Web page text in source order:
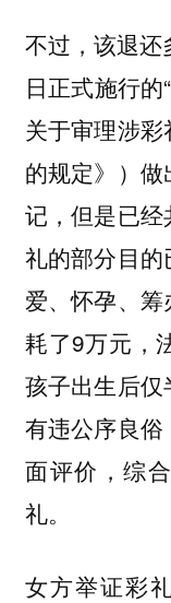
不过，该退还
日正式施行
关于审理涉
的规定》）
记，但是已
礼的部分目
爱、怀孕、
耗了9万元，
孩子出生后
有违公序良
面评价，综
礼。
女方举证彩